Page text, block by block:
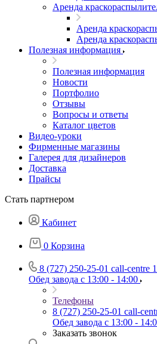
Аренда
Аренда
Аренда
Полезная информация
Полезная информация
Новости
Портфолио
Отзывы
Вопросы и ответы
Каталог цветов
Видео-уроки
Фирменные магазины
Галерея для дизайнеров
Доставка
Прайсы
Стать партнером
Кабинет
0 Корзина
8 (727) 250-25-01 call-centre
Обед завода с 13:00 - 14:00
Телефоны
8 (727) 250-25-01 call-
Обед завода с 13:00 -
Заказать звонок